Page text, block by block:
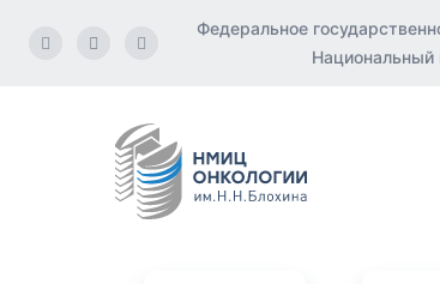
Федеральное
Национальный